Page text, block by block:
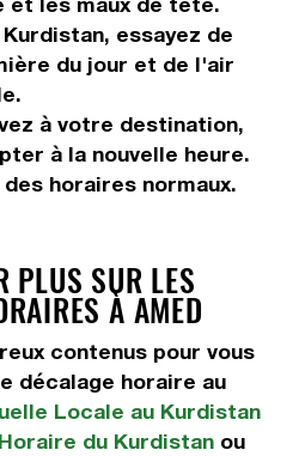
essayez de
du jour et de l'air
à votre destination,
à la nouvelle heure.
horaires normaux.
PLUS SUR LES
À AMED
contenus pour vous
décalage horaire au
Locale au Kurdistan
du Kurdistanou